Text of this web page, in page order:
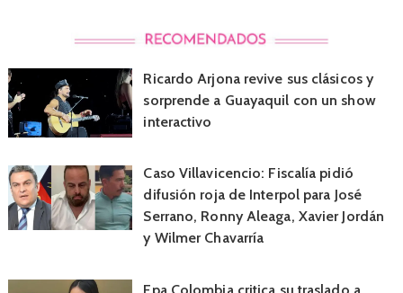
Ricardo Arjona revive sus clásicos y
sorprende a Guayaquil con un show
interactivo
Caso Villavicencio: Fiscalía pidió
difusión roja de Interpol para José
Serrano, Ronny Aleaga, Xavier Jordán
y Wilmer Chavarría